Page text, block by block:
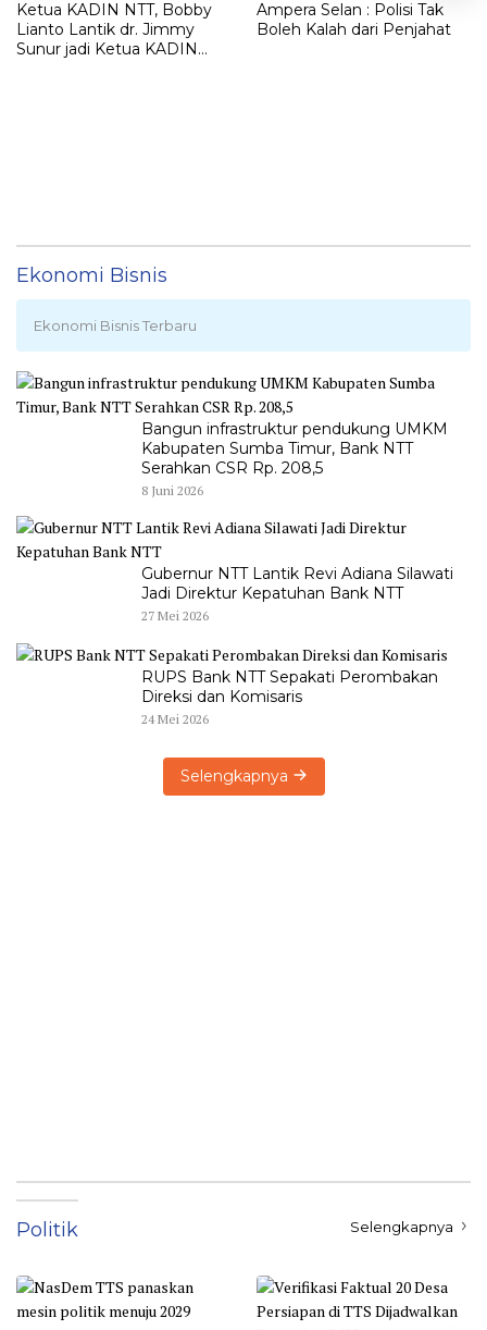
Ketua KADIN NTT, Bobby
Lianto Lantik dr. Jimmy
Sunur jadi Ketua KADIN
Ampera Selan : Polisi Tak
Boleh Kalah dari Penjahat
Ekonomi Bisnis
Ekonomi Bisnis Terbaru
Bangun infrastruktur pendukung UMKM
Kabupaten Sumba Timur, Bank NTT
Serahkan CSR Rp. 208,5
8 Juni 2026
Gubernur NTT Lantik Revi Adiana Silawati
Jadi Direktur Kepatuhan Bank NTT
27 Mei 2026
RUPS Bank NTT Sepakati Perombakan
Direksi dan Komisaris
24 Mei 2026
Selengkapnya
Politik Selengkapnya